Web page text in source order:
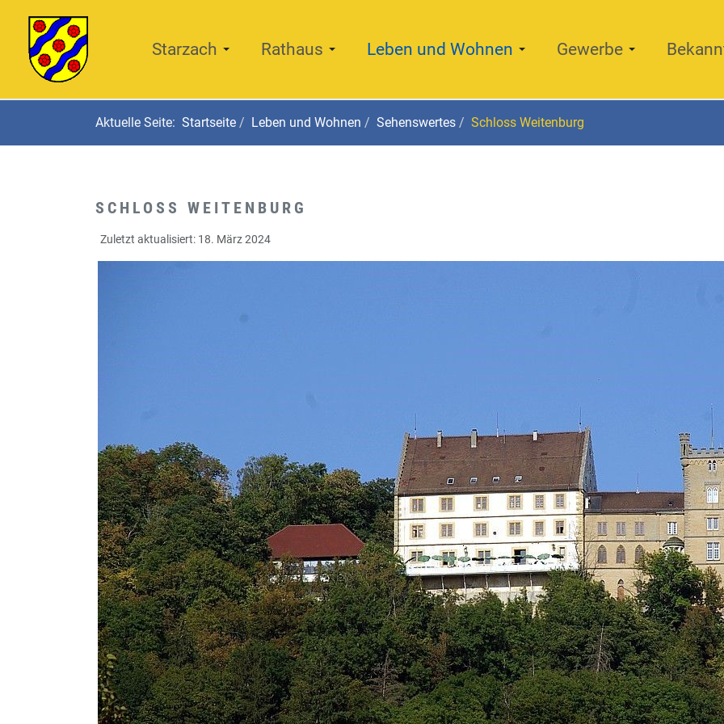
Starzach Rathaus Leben und Wohnen Gewerbe
Aktuelle Seite: Startseite Leben und Wohnen Sehenswertes Schloss Weitenburg
SCHLOSS WEITENBURG
Zuletzt aktualisiert: 18. März 2024